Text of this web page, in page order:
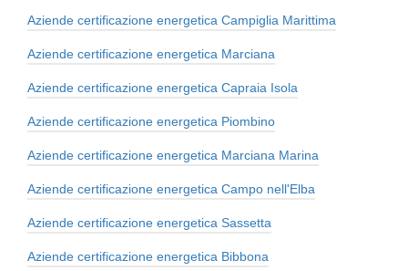
Aziende certificazione energetica Campiglia Marittima
Aziende certificazione energetica Marciana
Aziende certificazione energetica Capraia Isola
Aziende certificazione energetica Piombino
Aziende certificazione energetica Marciana Marina
Aziende certificazione energetica Campo nell'Elba
Aziende certificazione energetica Sassetta
Aziende certificazione energetica Bibbona